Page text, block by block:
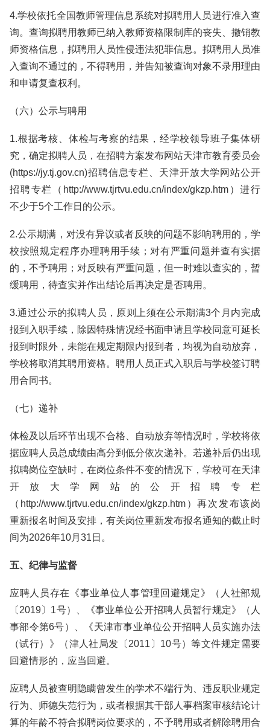
4.学校依托全国教师管理信息系统对拟聘用人员进行准入查
询。查询拟聘用教师已纳入教师资格限制库的丧失、撤销教
师资格信息，拟聘用人员性侵违法犯罪信息。拟聘用人员准
入查询不通过的，不得聘用，并告知被查询对象不录用理由
和申请复查权利。
（六）公示与聘用
1.根据考核、体检与考察的结果，经学校领导班子集体研
究，确定拟聘人员，在招聘方案发布网站天津市教育委员会
(https://jy.tj.gov.cn)招聘信息专栏、天津开放大学网站公开
招聘专栏（http://www.tjrtvu.edu.cn/index/gkzp.htm）进行
不少于5个工作日的公示。
2.公示期满，对没有异议或者反映的问题不影响聘用的，学
校按照规定程序办理聘用手续；对有严重问题并查有实据
的，不予聘用；对反映有严重问题，但一时难以查实的，暂
缓聘用，待查实并作出结论后再决定是否聘用。
3.通过公示的拟聘人员，原则上须在公示期满3个月内完成
报到入职手续，除因特殊情况经书面申请且学校同意可延长
报到时限外，未能在规定期限内报到者，均视为自动放弃，
学校将取消其聘用资格。聘用人员正式入职后与学校签订聘
用合同书。
（七）递补
体检及以后环节出现不合格、自动放弃等情况时，学校将依
据应聘人员总成绩由高分到低分依次递补。若递补后仍出现
拟聘岗位空缺时，在岗位条件不变的情况下，学校可在天津
开放大学网站的公开招聘专栏
（http://www.tjrtvu.edu.cn/index/gkzp.htm）再次发布该岗
重新报名时间及安排，有关岗位重新发布报名通知的截止时
间为2026年10月31日。
五、纪律与监督
应聘人员存在《事业单位人事管理回避规定》（人社部规
〔2019〕1号）、《事业单位公开招聘人员暂行规定》（人
事部令第6号）、《天津市事业单位公开招聘人员实施办法
（试行）》（津人社局发〔2011〕10号）等文件规定需要
回避情形的，应当回避。
应聘人员被查明隐瞒曾发生的学术不端行为、违反职业规定
行为、师德失范行为，或者根据其干部人事档案审核结论计
算的年龄不符合拟聘岗位要求的，不予聘用或者解除聘用合